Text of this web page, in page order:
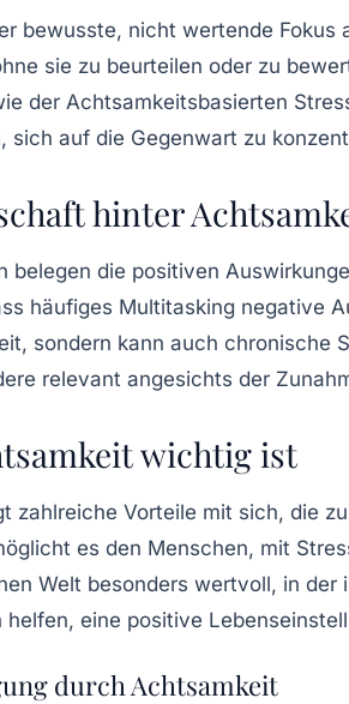
bewusste, nicht wertende Fokus
sie zu beurteilen oder zu
der Achtsamkeitsbasierten
sich auf die Gegenwart zu
hinter
belegen die positiven
häufiges Multitasking negative
sondern kann auch chronische
relevant angesichts der
wichtig ist
zahlreiche Vorteile mit sich, die
es den Menschen, mit
Welt besonders wertvoll, in
helfen, eine positive
durch Achtsamkeit